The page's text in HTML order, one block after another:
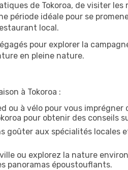
de Tokoroa, de visiter
période idéale pour se
local.
pour explorer la
en pleine nature.
à Tokoroa :
ou à vélo pour vous
pour obtenir des conseils
goûter aux spécialités locales
ou explorez la nature
panoramas époustouflants.